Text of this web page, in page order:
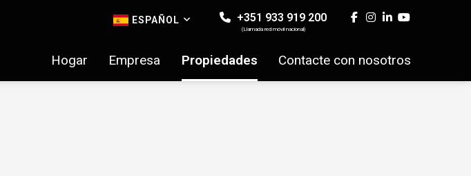
ESPAÑOL +351 933 919 200
(Llamada red móvil nacional)
Hogar Empresa Propiedades Contacte con nosotros